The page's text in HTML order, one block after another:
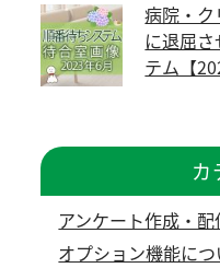
病院・
に退屈
テム【
カ
アンケート作成・
オプション機能につ